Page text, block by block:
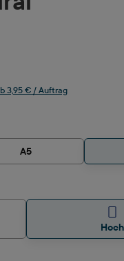
3,95 € / Auftrag
verfügbar.)
A5
Hoch